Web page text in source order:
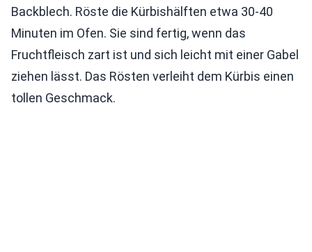
Backblech. Röste die Kürbishälften etwa 30-40
Minuten im Ofen. Sie sind fertig, wenn das
Fruchtfleisch zart ist und sich leicht mit einer Gabel
ziehen lässt. Das Rösten verleiht dem Kürbis einen
tollen Geschmack.